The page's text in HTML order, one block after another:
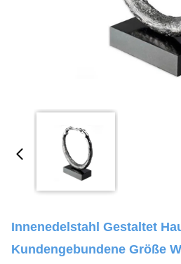
Innenedelstahl Gestaltet
Kundengebundene Größe